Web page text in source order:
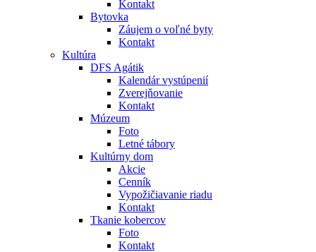
Kontakt
Bytovka
Záujem o voľné byty
Kontakt
Kultúra
DFS Agátik
Kalendár vystúpenií
Zverejňovanie
Kontakt
Múzeum
Foto
Letné tábory
Kultúrny dom
Akcie
Cenník
Vypožičiavanie riadu
Kontakt
Tkanie kobercov
Foto
Kontakt